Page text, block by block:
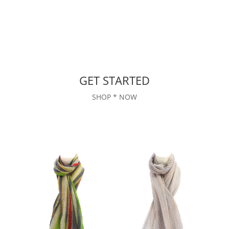
GET STARTED
SHOP * NOW